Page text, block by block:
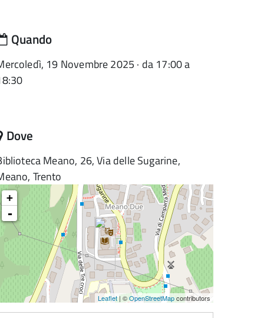
Quando
19 Novembre 2025 · da 17:00 a
Dove
Meano, 26, Via delle Sugarine,
Trento
+
-
Leaflet| ©OpenStreetMapcontributors